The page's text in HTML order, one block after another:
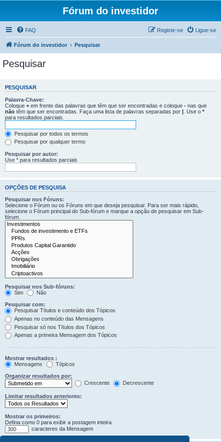
Fórum do investidor
FAQ Ligue-se
Registe-se
Fórum do investidor Pesquisar
Pesquisar
PESQUISAR
Palavra-Chave:
Coloque + em frente das palavras que têm que ser encontradas e coloque - nas que
não têm que ser encontradas. Faça uma lista de palavras separadas por | . Use o *
para resultados parciais.
Pesquisar por todos os termos
Pesquisar por qualquer termo
Pesquisar por autor:
Use * para resultados parciais
OPÇÕES DE PESQUISA
Pesquisar nos Fóruns:
Selecione o Fórum ou os Fóruns em que deseja pesquisar. Para ser mais rápido,
selecione o Fórum principal do Sub-fórum e marque a opção de pesquisar em Sub-
fórum.
Pesquisar nos Sub-fóruns:
Sim
Não
Pesquisar com:
Pesquisar Títulos e conteúdo dos Tópicos
Apenas no conteúdo das Mensagens
Pesquisar só nos Títulos dos Tópicos
Apenas a primeira Mensagem dos Tópicos
Mostrar resultados :
Mensagens
Tópicos
Organizar resultados por:
Crescente
Decrescente
Limitar resultados anteriores:
Mostrar os primeiros:
Defina como 0 para exibir a postagem inteira.
caracteres da Mensagem